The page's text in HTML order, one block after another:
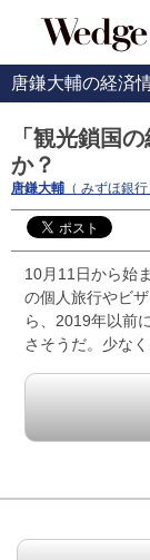
唐鎌大輔の経済
「観光鎖国
か？
唐鎌大輔 （ みずほ銀
10月11日から始
の個人旅行やビ
ら、2019年以前
さそうだ。少な